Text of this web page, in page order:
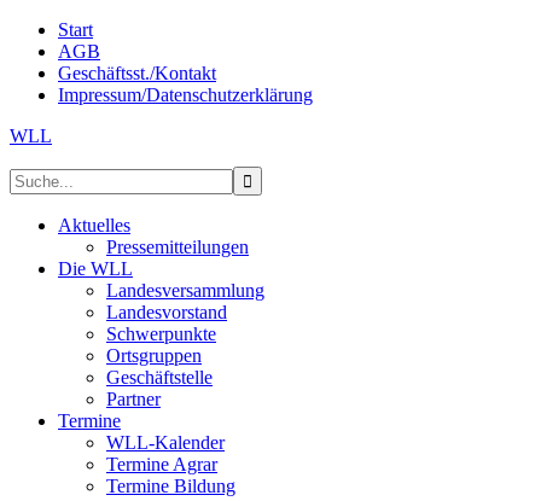
Start
AGB
Geschäftsst./Kontakt
Impressum/Datenschutzerklärung
WLL
Aktuelles
Pressemitteilungen
Die WLL
Landesversammlung
Landesvorstand
Schwerpunkte
Ortsgruppen
Geschäftstelle
Partner
Termine
WLL-Kalender
Termine Agrar
Termine Bildung